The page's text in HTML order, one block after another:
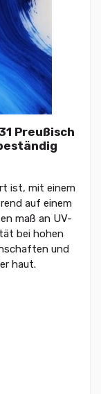
Preußisch
ist, mit einem
auf einem
maß an UV-
bei hohen
und
haut.